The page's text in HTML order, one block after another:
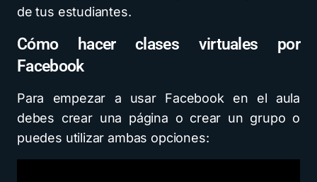
de tus estudiantes.
Cómo hacer clases virtuales por
Facebook
Para empezar a usar Facebook en el aula
debes crear una página o crear un grupo o
puedes utilizar ambas opciones: